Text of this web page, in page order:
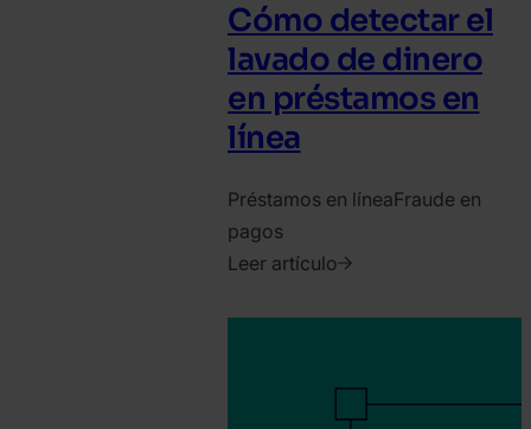
Cómo detectar el
lavado de dinero
en préstamos en
línea
Préstamos en líneaFraude en
pagos
Leer artículo
enero